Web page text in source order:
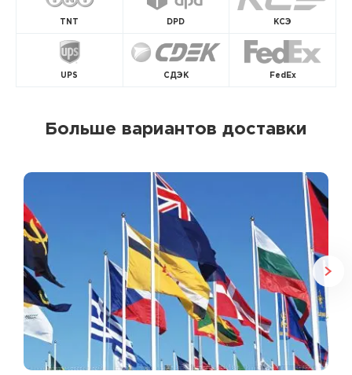
TNT DPD КСЭ
UPS СДЭК FedEx
Больше вариантов доставки